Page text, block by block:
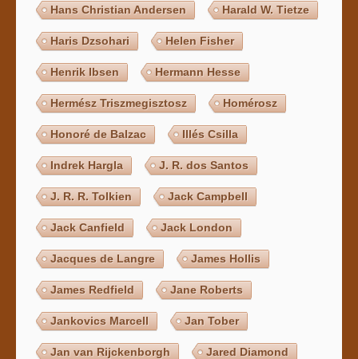
Hans Christian Andersen Harald W. Tietze
Haris Dzsohari Helen Fisher
Henrik Ibsen Hermann Hesse
Hermész Triszmegisztosz Homérosz
Honoré de Balzac Illés Csilla
Indrek Hargla J. R. dos Santos
J. R. R. Tolkien Jack Campbell
Jack Canfield Jack London
Jacques de Langre James Hollis
James Redfield Jane Roberts
Jankovics Marcell Jan Tober
Jan van Rijckenborgh Jared Diamond